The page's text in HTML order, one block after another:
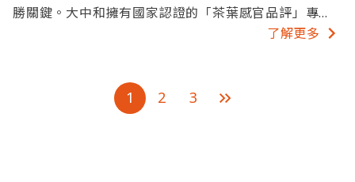
勝關鍵。大中和擁有國家認證的「茶葉感官品評」專
家，能精準掌握茶的細微風味，協助你創造與眾不同的
了解更多
1 2 3